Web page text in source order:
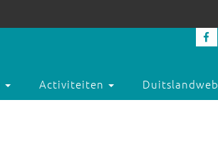
Activiteiten Duitslandweb